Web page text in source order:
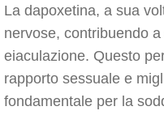
La dapoxetina, a sua
nervose, contribuendo
eiaculazione. Questo
rapporto sessuale e
fondamentale per la